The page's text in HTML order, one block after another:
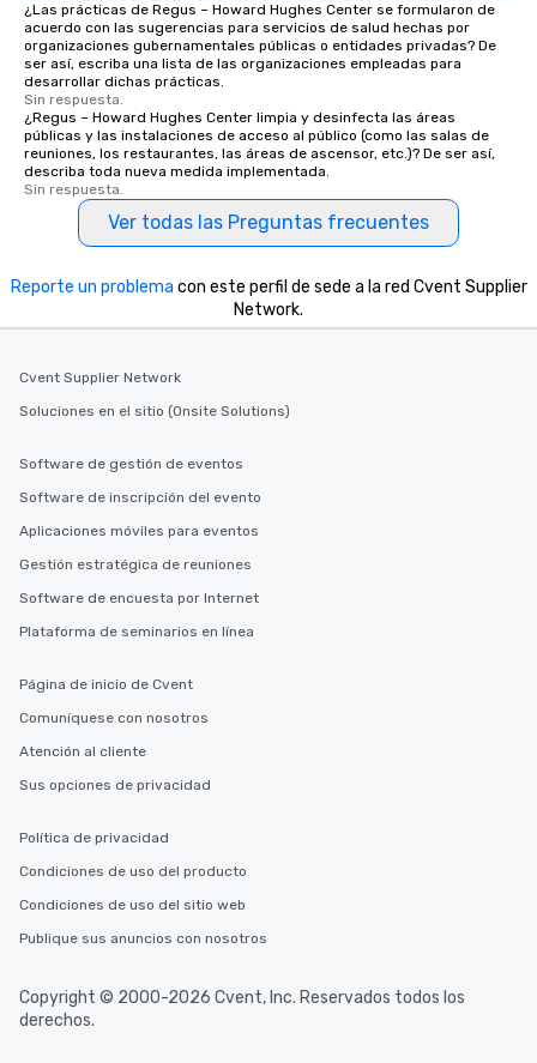
¿Las prácticas de Regus – Howard Hughes Center se formularon de
acuerdo con las sugerencias para servicios de salud hechas por
organizaciones gubernamentales públicas o entidades privadas? De
ser así, escriba una lista de las organizaciones empleadas para
desarrollar dichas prácticas.
Sin respuesta.
¿Regus – Howard Hughes Center limpia y desinfecta las áreas
públicas y las instalaciones de acceso al público (como las salas de
reuniones, los restaurantes, las áreas de ascensor, etc.)? De ser así,
describa toda nueva medida implementada.
Sin respuesta.
Ver todas las Preguntas frecuentes
Reporte un problema con este perfil de sede a la red Cvent Supplier
Network.
Cvent Supplier Network
Soluciones en el sitio (Onsite Solutions)
Software de gestión de eventos
Software de inscripción del evento
Aplicaciones móviles para eventos
Gestión estratégica de reuniones
Software de encuesta por Internet
Plataforma de seminarios en línea
Página de inicio de Cvent
Comuníquese con nosotros
Atención al cliente
Sus opciones de privacidad
Política de privacidad
Condiciones de uso del producto
Condiciones de uso del sitio web
Publique sus anuncios con nosotros
Copyright © 2000-2026 Cvent, Inc. Reservados todos los
derechos.